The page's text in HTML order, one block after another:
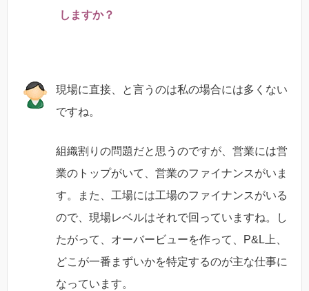
しますか？
現場に直接、と言うのは私の場合には多くない
ですね。
組織割りの問題だと思うのですが、営業には営
業のトップがいて、営業のファイナンスがいま
す。また、工場には工場のファイナンスがいる
ので、現場レベルはそれで回っていますね。し
たがって、オーバービューを作って、P&L上、
どこが一番まずいかを特定するのが主な仕事に
なっています。